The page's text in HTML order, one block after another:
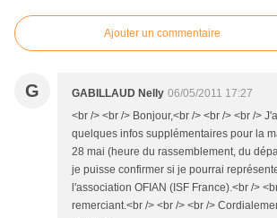
Ajouter un commentaire
G GABILLAUD Nelly 06/05/2011 17:27
<br /> <br /> Bonjour,<br /> <br /> <br />
quelques infos supplémentaires pour la
28 mai (heure du rassemblement, du
je puisse confirmer si je pourrai
l'association OFIAN (ISF France).<br />
remerciant.<br /> <br /> <br />